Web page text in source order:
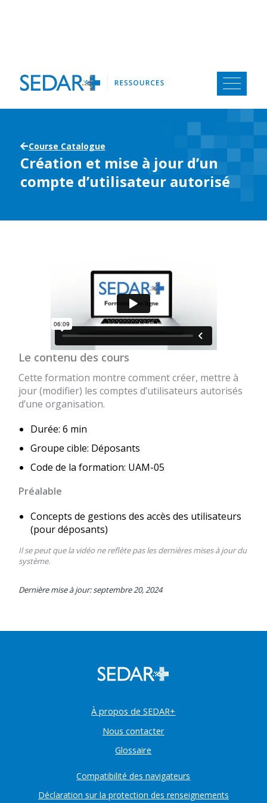
contenu
Course Catalogue
Création et mise à jour d’un
compte d’utilisateur autorisé
Le contenu des cours
Cette formation montre comment créer, mettre à
jour (modifier) les comptes d’utilisateurs autorisés
d’une organisation.
Durée: 6 min
Groupe cible: Déposants
Code de la formation: UAM-05
Préalable
Concepts de gestions des accès des utilisateurs
(pour déposants)
Il se peut que la vidéo ne reflète pas les dernières mises à jour du
système.
Dernière mise à jour: septembre 20, 2024
À propos de SEDAR+
Nous contacter
Glossaire
Compatibilité des navigateurs
Déclaration sur la protection des renseignements